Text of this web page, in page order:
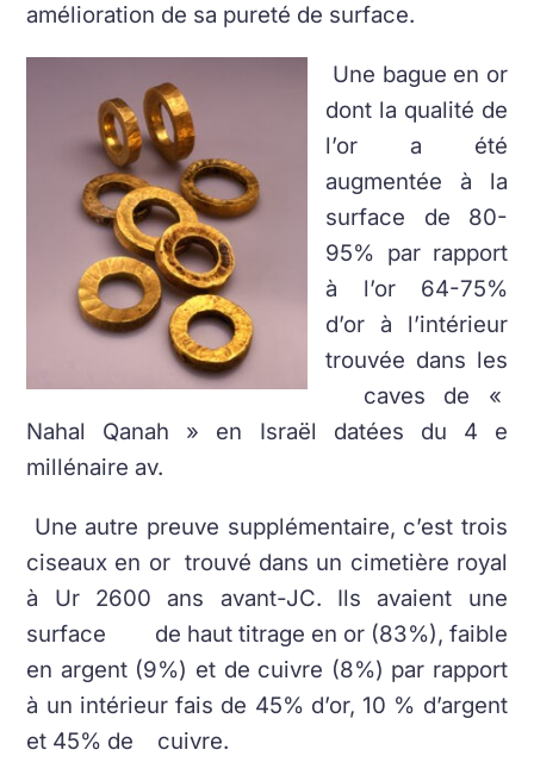
amélioration de sa pureté de surface.
Une bague en or
dont la qualité de
l’or a été
augmentée à la
surface de 80-
95% par rapport
à l’or 64-75%
d’or à l’intérieur
trouvée dans les
caves de «
Nahal Qanah » en Israël datées du 4 e
millénaire av.
Une autre preuve supplémentaire, c’est trois
ciseaux en or trouvé dans un cimetière royal
à Ur 2600 ans avant-JC. Ils avaient une
surface de haut titrage en or (83%), faible
en argent (9%) et de cuivre (8%) par rapport
à un intérieur fais de 45% d’or, 10 % d’argent
et 45% de cuivre.